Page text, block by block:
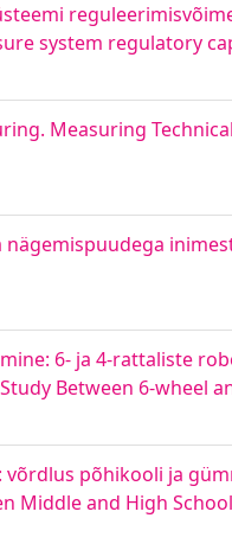
system regulatory
Measuring
6- ja 4-rattaliste
Between 6-wheel
põhikooli ja
Middle and High